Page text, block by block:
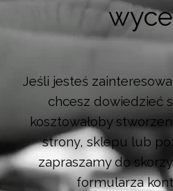
Jeśli jesteś
chcesz dowiedzieć
kosztowałoby
strony, sklepu lub
zapraszamy do
formularza